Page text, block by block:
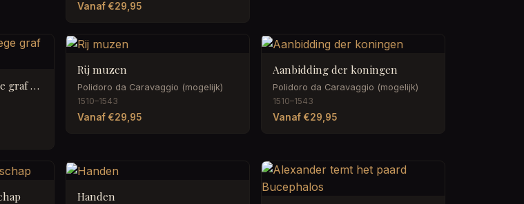
Vanaf €29,95
De apostelen om het lege graf van Maria
Rij muzen
Polidoro da Caravaggio (mogelijk)
1510–1543
Vanaf €29,95
Aanbidding der koningen
Polidoro da Caravaggio (mogelijk)
1510–1543
Vanaf €29,95
Handen